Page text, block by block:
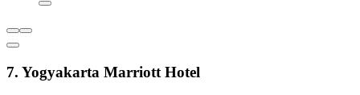
7. Yogyakarta Marriott Hotel